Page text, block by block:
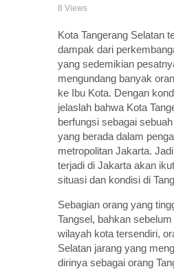
8 Views
Kota Tangerang Selatan
dampak dari
yang sedemikian
mengundang banyak
ke Ibu Kota. Dengan
jelaslah bahwa Kota
berfungsi sebagai
yang berada dalam
metropolitan Jakarta.
terjadi di Jakarta akan
situasi dan kondisi di
Sebagian orang yang
Tangsel, bahkan
wilayah kota tersendiri,
Selatan jarang yang
dirinya sebagai orang